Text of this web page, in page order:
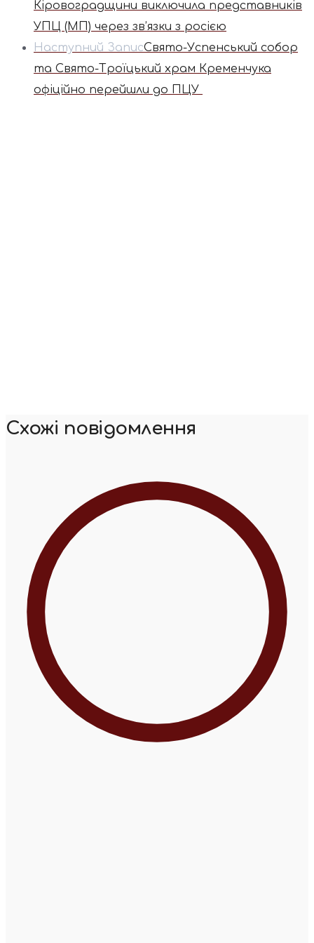
Кіровоградщини виключила представників
УПЦ (МП) через зв’язки з росією
Наступний ЗаписСвято-Успенський собор
та Свято-Троїцький храм Кременчука
офіційно перейшли до ПЦУ
Схожі повідомлення